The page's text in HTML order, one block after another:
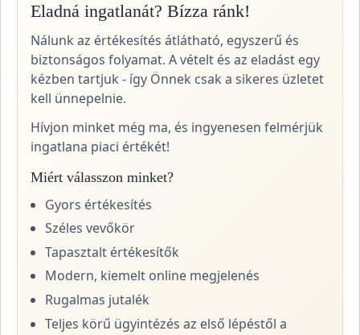
Eladná ingatlanát? Bízza ránk!
Nálunk az értékesítés átlátható, egyszerű és
biztonságos folyamat. A vételt és az eladást egy
kézben tartjuk - így Önnek csak a sikeres üzletet
kell ünnepelnie.
Hívjon minket még ma, és ingyenesen felmérjük
ingatlana piaci értékét!
Miért válasszon minket?
Gyors értékesítés
Széles vevőkör
Tapasztalt értékesítők
Modern, kiemelt online megjelenés
Rugalmas jutalék
Teljes körű ügyintézés az első lépéstől a